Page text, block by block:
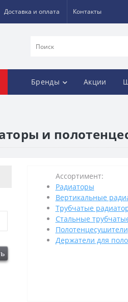
Доставка и оплата Контакты
Бренды Акции
и
Ассортимент:
Радиаторы
Вертикальные
Трубчатые
Стальные
Полотенцесушители
Держатели для